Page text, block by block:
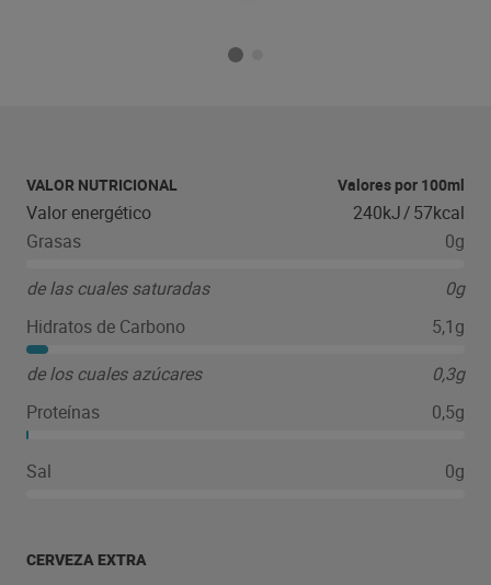
VALOR NUTRICIONAL Valores por 100ml
Valor energético 240kJ/57kcal
Grasas
0g
de las cuales saturadas
0g
Hidratos de Carbono
5,1g
de los cuales azúcares
0,3g
Proteínas
0,5g
Sal 0g
CERVEZA EXTRA